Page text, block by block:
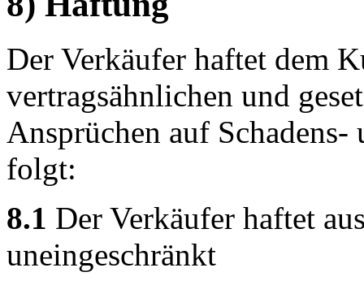
Der Verkäufer haftet dem
vertragsähnlichen und
Ansprüchen auf
folgt:
8.1 Der Verkäufer haftet
uneingeschränkt